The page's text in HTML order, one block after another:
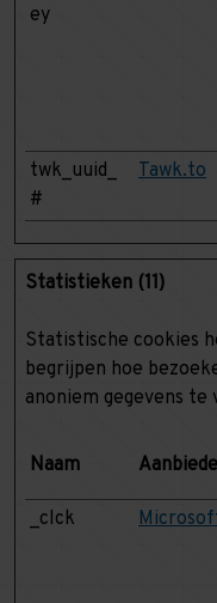
ey
twk_uuid_
#
Tawk.to
Statistieken (11)
Statistische cookies
begrijpen hoe
anoniem gegevens
Naam
_clck